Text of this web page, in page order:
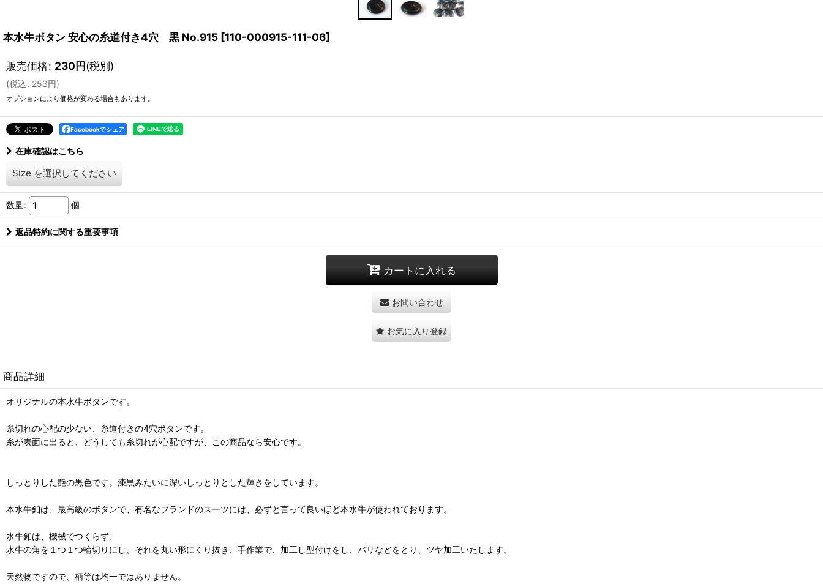
本水牛ボタン 安心の糸道付き4穴 黒 No.915 [110-000915-111-06]
販売価格: 230円(税別)
(税込: 253円)
オプションにより価格が変わる場合もあります。
Facebookでシェア
在庫確認はこちら
Size を選択してください
数量: 個
返品特約に関する重要事項
カートに入れる
お問い合わせ
お気に入り登録
商品詳細
オリジナルの本水牛ボタンです。
糸切れの心配の少ない、糸道付きの4穴ボタンです。
糸が表面に出ると、どうしても糸切れが心配ですが、この商品なら安心です。
しっとりした艶の黒色です。漆黒みたいに深いしっとりとした輝きをしています。
本水牛釦は、最高級のボタンで、有名なブランドのスーツには、必ずと言って良いほど本水牛が使われております。
水牛釦は、機械でつくらず、
水牛の角を１つ１つ輪切りにし、それを丸い形にくり抜き、手作業で、加工し型付けをし、バリなどをとり、ツヤ加工いたします。
天然物ですので、柄等は均一ではありません。